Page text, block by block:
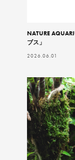
NATURE
ブス」
2026.06.01